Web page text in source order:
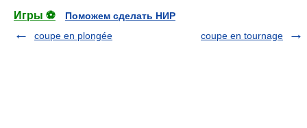
Игры ⚽
Поможем сделать НИР
coupe en plongée
coupe en tournage